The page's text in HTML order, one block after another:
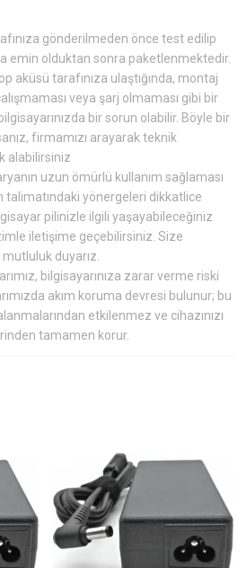
gönderilmeden önce test edilip
emin olduktan sonra paketlenmektedir.
aküsü tarafınıza ulaştığında, montaj
veya şarj olmaması gibi bir
bir sorun olabilir. Böyle bir
firmamızı arayarak teknik
alabilirsiniz
uzun ömürlü kullanım sağlaması
talimatındaki yönergeleri dikkatlice
pilinizle ilgili yaşayabileceğiniz
iletişime geçebilirsiniz. Size
duyarız.
bilgisayarınıza zarar verme riski
akım koruma devresi bulunur; bu
etkilenmez ve cihazınızı
tamamen korur.